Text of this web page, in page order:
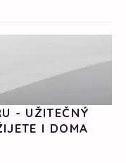
- UŽITEČNÝ
I DOMA